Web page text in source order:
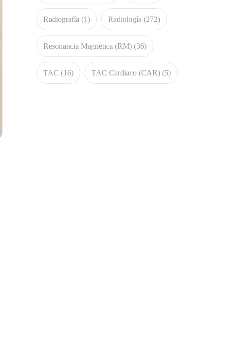
Radiografía (1) Radiología (272)
Resonancia Magnética (RM) (36)
TAC (16) TAC Cardiaco (CAR) (5)